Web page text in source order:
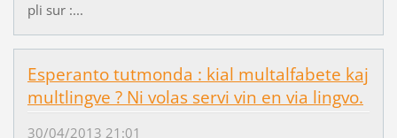
pli sur :...
Esperanto tutmonda : kial multalfabete kaj
multlingve ? Ni volas servi vin en via lingvo.
30/04/2013 21:01